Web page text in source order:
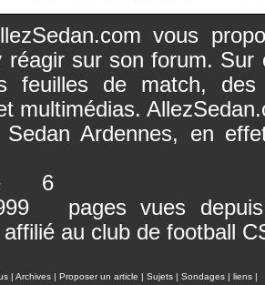
vous
réagir sur son forum.
feuilles de match, des
multimédias.
Sedan Ardennes, en
pages vues
au club de football
| Archives | Proposer un article | Sujets | Sondages | liens |